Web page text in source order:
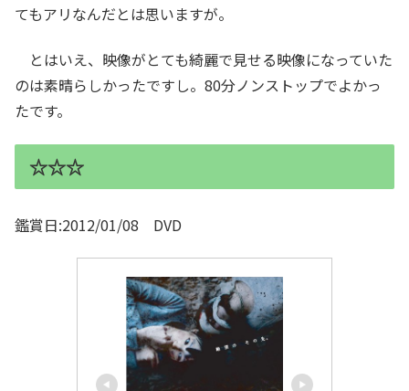
てもアリなんだとは思いますが。
とはいえ、映像がとても綺麗で見せる映像になっていた
のは素晴らしかったですし。80分ノンストップでよかっ
たです。
☆☆☆
鑑賞日:2012/01/08 DVD